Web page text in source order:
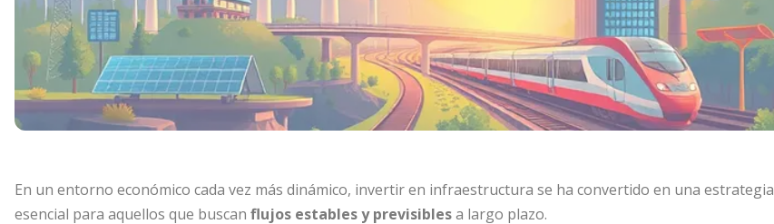
En un entorno económico cada vez más dinámico, invertir en infraestructura se ha convertido en una estrategia
esencial para aquellos que buscan flujos estables y previsiblesa largo plazo.